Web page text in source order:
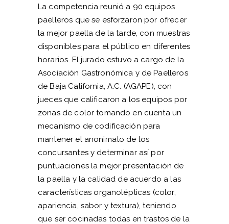
La competencia reunió a 90 equipos
paelleros que se esforzaron por ofrecer
la mejor paella de la tarde, con muestras
disponibles para el público en diferentes
horarios. El jurado estuvo a cargo de la
Asociación Gastronómica y de Paelleros
de Baja California, A.C. (AGAPE), con
jueces que calificaron a los equipos por
zonas de color tomando en cuenta un
mecanismo de codificación para
mantener el anonimato de los
concursantes y determinar así por
puntuaciones la mejor presentación de
la paella y la calidad de acuerdo a las
características organolépticas (color,
apariencia, sabor y textura), teniendo
que ser cocinadas todas en trastos de la